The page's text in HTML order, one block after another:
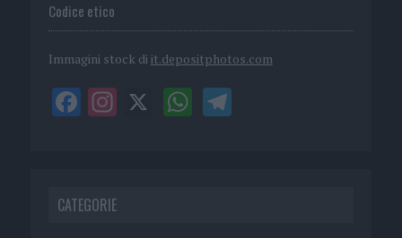
Codice etico
Immagini stock di it.depositphotos.com
CATEGORIE